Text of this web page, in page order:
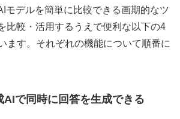
モデルを簡単に比較できる画期的なツ
比較・活用するうえで便利な以下の4
ます。それぞれの機能について順番に
AIで同時に回答を生成できる